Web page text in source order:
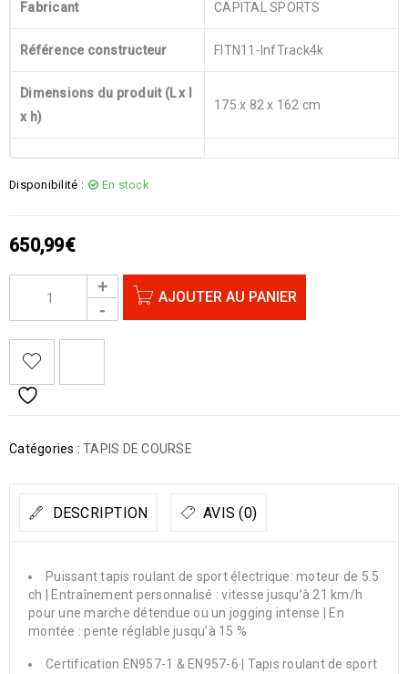
Fabricant ‎CAPITAL SPORTS
Référence constructeur ‎FITN11-InfTrack4k
Dimensions du produit (L x l
x h)
‎175 x 82 x 162 cm
Disponibilité : En stock
650,99€
AJOUTER AU PANIER
Catégories : TAPIS DE COURSE
DESCRIPTION AVIS (0)
Puissant tapis roulant de sport électrique: moteur de 5.5
ch | Entraînement personnalisé : vitesse jusqu’à 21 km/h
pour une marche détendue ou un jogging intense | En
montée : pente réglable jusqu’à 15 %
Certification EN957-1 & EN957-6 | Tapis roulant de sport